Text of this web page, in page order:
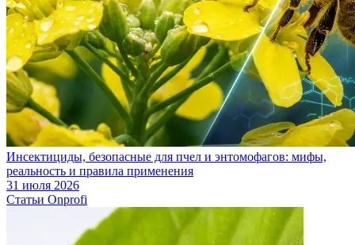
Инсектициды, безопасные для пчел и энтомофагов: мифы,
реальность и правила применения
31 июля 2026
Статьи Onprofi